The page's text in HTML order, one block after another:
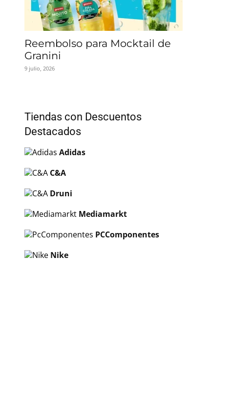
Reembolso para Mocktail de
Granini
9 julio, 2026
Tiendas con Descuentos
Destacados
Adidas
C&A
Druni
Mediamarkt
PCComponentes
Nike